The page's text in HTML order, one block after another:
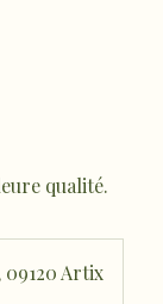
qualité.
09120 Artix